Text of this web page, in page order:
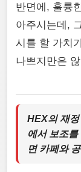
반면에, 훌륭
아주시는데,
시를 할 가치
나쁘지만은
HEX의 재
에서 보조
면 카페와